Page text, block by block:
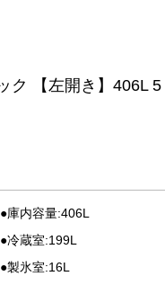
●庫内容量:406L
●冷蔵室:199L
●製氷室:16L